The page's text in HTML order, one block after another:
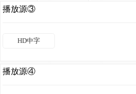
播放源③
HD中字
播放源④